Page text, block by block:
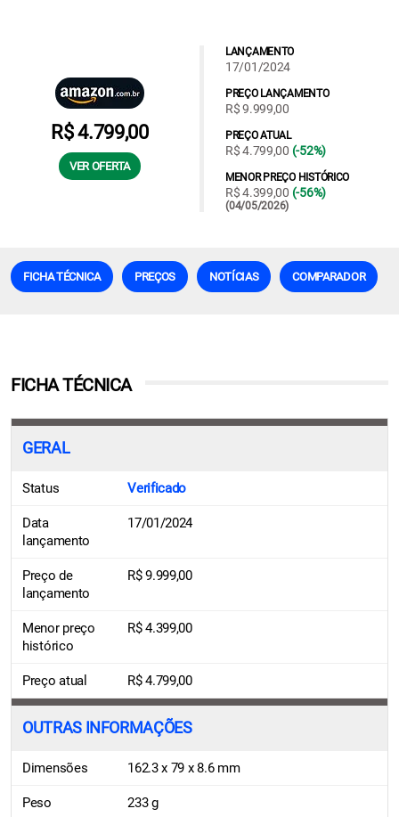
R$ 4.799,00
VER OFERTA
LANÇAMENTO
17/01/2024
PREÇO LANÇAMENTO
R$ 9.999,00
PREÇO ATUAL
R$ 4.799,00 (-52%)
MENOR PREÇO HISTÓRICO
R$ 4.399,00 (-56%)
(04/05/2026)
FICHA TÉCNICA PREÇOS NOTÍCIAS COMPARADOR
FICHA TÉCNICA
GERAL
Status Verificado
Data
lançamento
17/01/2024
Preço de
lançamento
R$ 9.999,00
Menor preço
histórico
R$ 4.399,00
Preço atual R$ 4.799,00
OUTRAS INFORMAÇÕES
Dimensões 162.3 x 79 x 8.6 mm
Peso 233 g